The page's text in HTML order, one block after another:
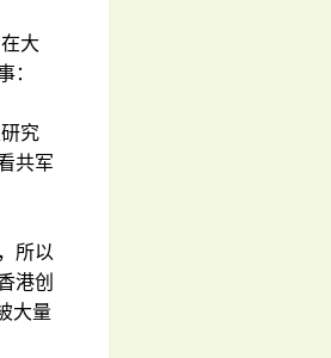
大
：
究
共军
所以
港创
大量